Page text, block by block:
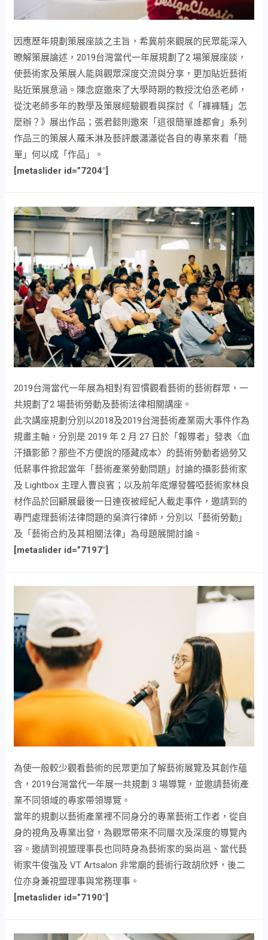
因應歷年規劃策展座談之主旨，希冀前來觀展的民眾能深入
暸解策展論述，2019台灣當代一年展規劃了2 場策展座談，
使藝術家及策展人能與觀眾深度交流與分享，更加貼近藝術
貼近策展意涵。陳念庭邀來了大學時期的教授沈伯丞老師，
從沈老師多年的教學及策展經驗觀看與探討《「褲褲騷」怎
麼辦？》展出作品；張君懿則邀來「這很簡單誰都會」系列
作品三的策展人羅禾淋及藝評嚴瀟瀟從各自的專業來看「簡
單」何以成「作品」。
[metaslider id=”7204″]
2019台灣當代一年展為相對有習慣觀看藝術的藝術群眾，一
共規劃了2 場藝術勞動及藝術法律相關講座。
此次講座規劃分別以2018及2019台灣藝術產業兩大事件作為
規畫主軸，分別是 2019 年 2 月 27 日於「報導者」發表〈血
汗攝影節？那些不方便說的隱藏成本〉的藝術勞動者過勞又
低薪事件掀起當年「藝術產業勞動問題」討論的攝影藝術家
及 Lightbox 主理人曹良賓；以及前年底爆發聾啞藝術家林良
材作品於回顧展最後一日連夜被經紀人載走事件，邀請到的
專門處理藝術法律問題的吳濟行律師，分別以「藝術勞動」
及「藝術合約及其相關法律」為母題展開討論。
[metaslider id=”7197″]
為使一般較少觀看藝術的民眾更加了解藝術展覽及其創作蘊
含，2019台灣當代一年展一共規劃 3 場導覽，並邀請藝術產
業不同領域的專家帶領導覽。
當年的規劃以藝術產業裡不同身分的專業藝術工作者，從自
身的視角及專業出發，為觀眾帶來不同層次及深度的導覽內
容。邀請到視盟理事長也同時身為藝術家的吳尚邕、當代藝
術家牛俊強及 VT Artsalon 非常廟的藝術行政胡欣妤，後二
位亦身兼視盟理事與常務理事。
[metaslider id=”7190″]